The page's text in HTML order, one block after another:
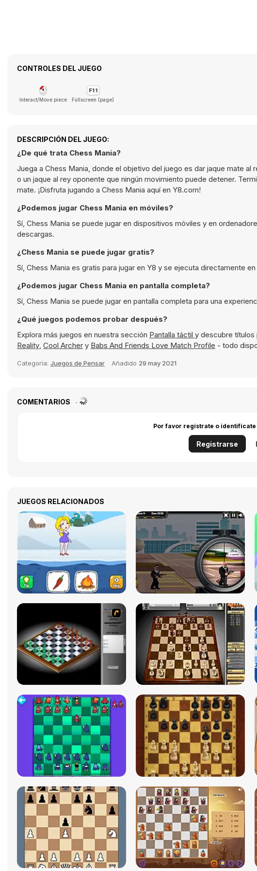
CONTROLES DEL JUEGO
Interact/Move piece Fullscreen (page)
DESCRIPCIÓN DEL JUEGO:
¿De qué trata Chess Mania?
Juega a Chess Mania, donde el objetivo del juego es dar jaque mate
o un jaque al rey oponente que ningún movimiento puede detener.
mate. ¡Disfruta jugando a Chess Mania aquí en Y8.com!
¿Podemos jugar Chess Mania en móviles?
Sí, Chess Mania se puede jugar en dispositivos móviles y en
descargas.
¿Chess Mania se puede jugar gratis?
Sí, Chess Mania es gratis para jugar en Y8 y se ejecuta directamente
¿Podemos jugar Chess Mania en pantalla completa?
Sí, Chess Mania se puede jugar en pantalla completa para una
¿Qué juegos podemos probar después?
Explora más juegos en nuestra sección Pantalla táctil y descubre títulos
Reality, Cool Archer y Babs And Friends Love Match Profile - todo
Categoría: Juegos de Pensar Añadido 29 may 2021
COMENTARIOS
Por favor regístrate o
Registrarse
JUEGOS RELACIONADOS